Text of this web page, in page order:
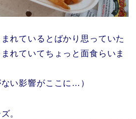
れているとばかり思っていた
れていてちょっと面食らいま
ない影響がここに…）
。